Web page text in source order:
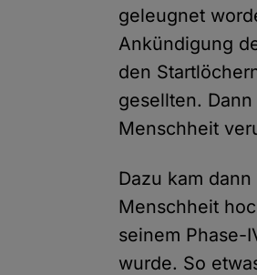
geleugnet
Ankündigung
den
gesellten.
Menschheit
Dazu kam
Menschheit
seinem Phase-
wurde. So